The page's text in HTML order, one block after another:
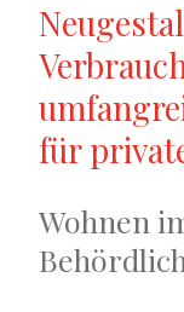
für
Wohnen